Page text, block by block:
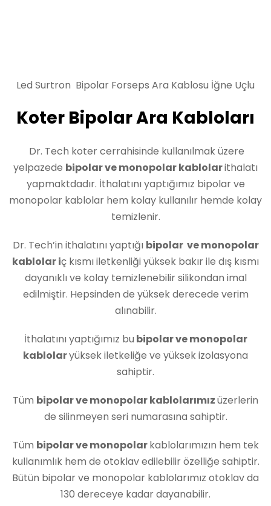
Led Surtron Bipolar Forseps Ara Kablosu İğne Uçlu
Koter Bipolar Ara Kabloları
Dr. Tech koter cerrahisinde kullanılmak üzere
yelpazede bipolar ve monopolar kablolarithalatı
yapmaktdadır. İthalatını yaptığımız bipolar ve
monopolar kablolar hem kolay kullanılır hemde kolay
temizlenir.
Dr. Tech’in ithalatını yaptığı bipolar ve monopolar
kablolar iç kısmı iletkenliği yüksek bakır ile dış kısmı
dayanıklı ve kolay temizlenebilir silikondan imal
edilmiştir. Hepsinden de yüksek derecede verim
alınabilir.
İthalatını yaptığımız bu bipolar ve monopolar
kablolaryüksek iletkeliğe ve yüksek izolasyona
sahiptir.
Tüm bipolar ve monopolar kablolarımızüzerlerin
de silinmeyen seri numarasına sahiptir.
Tüm bipolar ve monopolarkablolarımızın hem tek
kullanımlık hem de otoklav edilebilir özelliğe sahiptir.
Bütün bipolar ve monopolar kablolarımız otoklav da
130 dereceye kadar dayanabilir.